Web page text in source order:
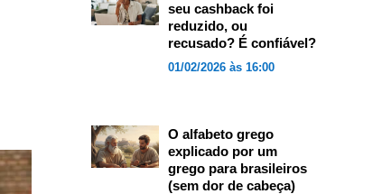
seu cashback foi
reduzido, ou
recusado? É confiável?
01/02/2026 às 16:00
O alfabeto grego
explicado por um
grego para brasileiros
(sem dor de cabeça)